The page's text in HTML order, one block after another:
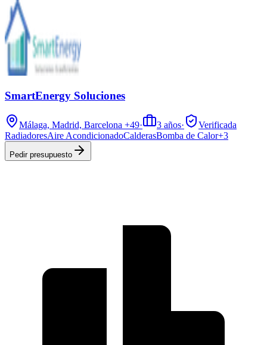
SmartEnergy Soluciones
Málaga, Madrid, Barcelona +49· 3 años·
Verificada
RadiadoresAire AcondicionadoCalderasBomba de Calor+3
Pedir presupuesto